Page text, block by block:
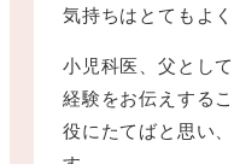
気持ちはとてもよく
小児科医、父とし
経験をお伝えする
役にたてばと思い